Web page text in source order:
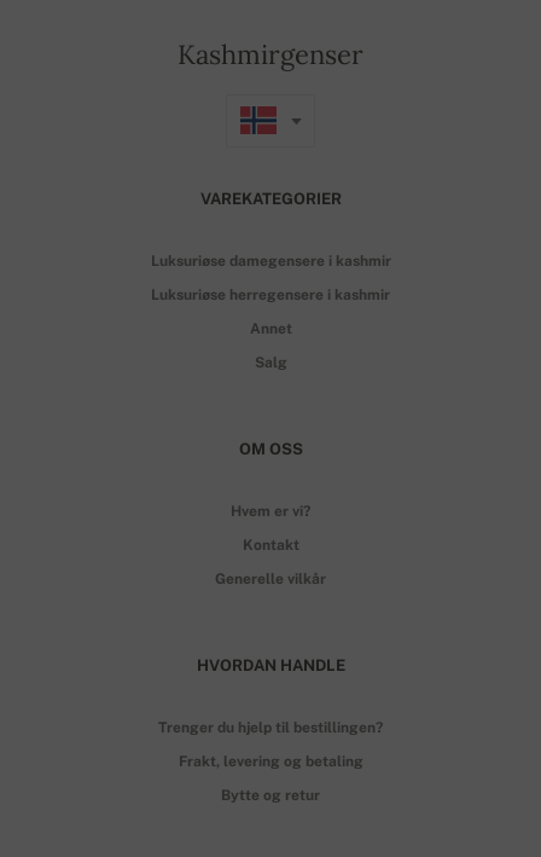
Kashmirgenser
VAREKATEGORIER
Luksuriøse damegensere i kashmir
Luksuriøse herregensere i kashmir
Annet
Salg
OM OSS
Hvem er vi?
Kontakt
Generelle vilkår
HVORDAN HANDLE
Trenger du hjelp til bestillingen?
Frakt, levering og betaling
Bytte og retur